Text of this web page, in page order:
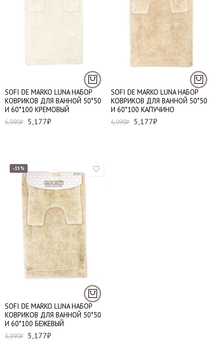
SOFI DE MARKO LUNA НАБОР
КОВРИКОВ ДЛЯ ВАННОЙ 50*50
И 60*100 КРЕМОВЫЙ
6,090₽ 5,177₽
SOFI DE MARKO LUNA НАБОР
КОВРИКОВ ДЛЯ ВАННОЙ 50*50
И 60*100 КАПУЧИНО
6,090₽ 5,177₽
-15%
SOFI DE MARKO LUNA НАБОР
КОВРИКОВ ДЛЯ ВАННОЙ 50*50
И 60*100 БЕЖЕВЫЙ
6,090₽ 5,177₽